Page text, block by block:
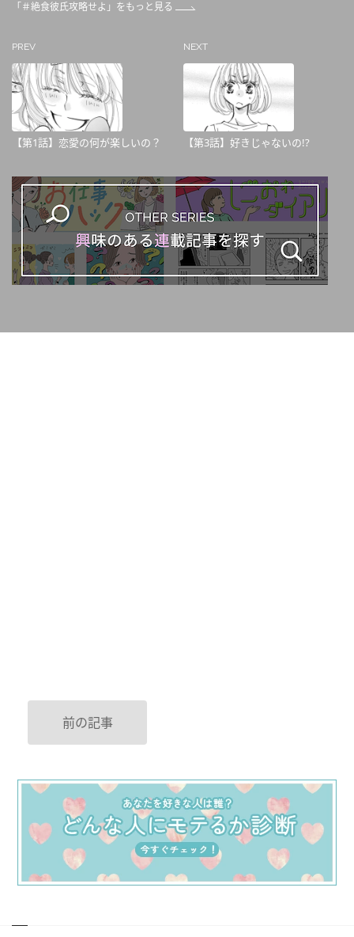
「＃絶食彼氏攻略せよ」をもっと見る
PREV
【第1話】恋愛の何が楽しいの？
NEXT
【第3話】好きじゃないの!?
前の記事